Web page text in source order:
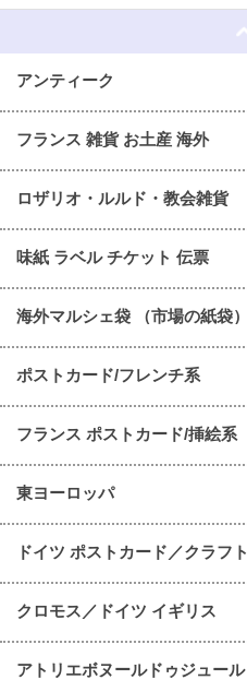
アンティーク
フランス 雑貨 お土産 海外
ロザリオ・ルルド・教会雑貨
味紙 ラベル チケット 伝票
海外マルシェ袋 （市場の紙袋）
ポストカード/フレンチ系
フランス ポストカード/挿絵系
東ヨーロッパ
ドイツ ポストカード／クラフト
クロモス／ドイツ イギリス
アトリエボヌールドゥジュール